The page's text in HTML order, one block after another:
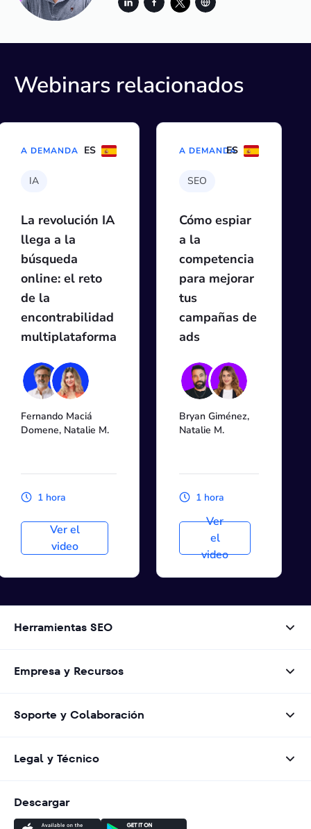
Webinars relacionados
A DEMANDA ES
IA
La revolución IA
llega a la
búsqueda
online: el reto
de la
encontrabilidad
multiplataforma
Fernando Maciá
Domene, Natalie M.
1 hora
Ver el
video
A DEMANDA
ES
SEO
Cómo espiar
a la
competencia
para mejorar
tus
campañas de
ads
Bryan Giménez,
Natalie M.
1 hora
Ver
el
video
Herramientas SEO
Empresa y Recursos
Soporte y Colaboración
Legal y Técnico
Descargar